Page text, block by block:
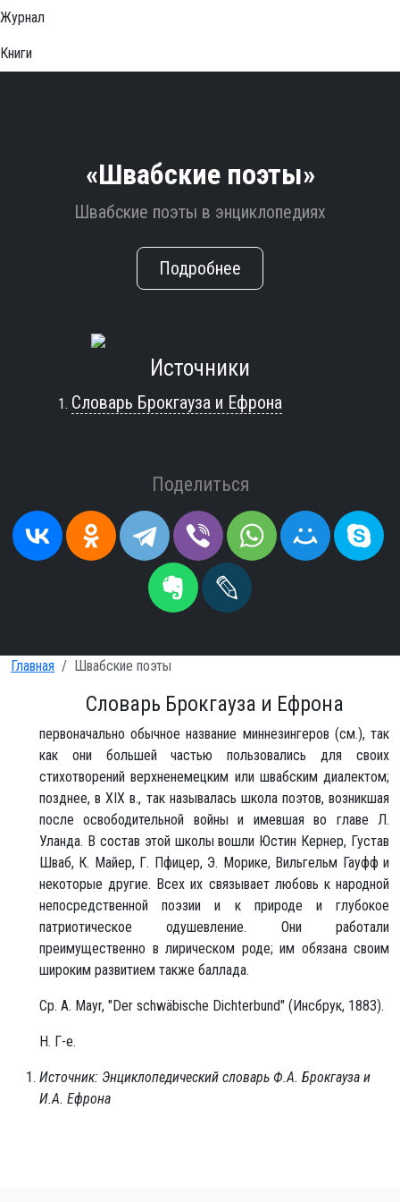
Журнал
Книги
«Швабские поэты»
Швабские поэты в энциклопедиях
Подробнее
Источники
Словарь Брокгауза и Ефрона
Поделиться
Главная Швабские поэты
Словарь Брокгауза и Ефрона
первоначально обычное название миннезингеров (см.), так
как они большей частью пользовались для своих
стихотворений верхненемецким или швабским диалектом;
позднее, в XIX в., так называлась школа поэтов, возникшая
после освободительной войны и имевшая во главе Л.
Уланда. В состав этой школы вошли Юстин Кернер, Густав
Шваб, К. Майер, Г. Пфицер, Э. Морике, Вильгельм Гауфф и
некоторые другие. Всех их связывает любовь к народной
непосредственной поэзии и к природе и глубокое
патриотическое одушевление. Они работали
преимущественно в лирическом роде; им обязана своим
широким развитием также баллада.
Ср. A. Mayr, "Der schwäbische Dichterbund" (Инсбрук, 1883).
Н. Г-е.
Источник: Энциклопедический словарь Ф.А. Брокгауза и
И.А. Ефрона